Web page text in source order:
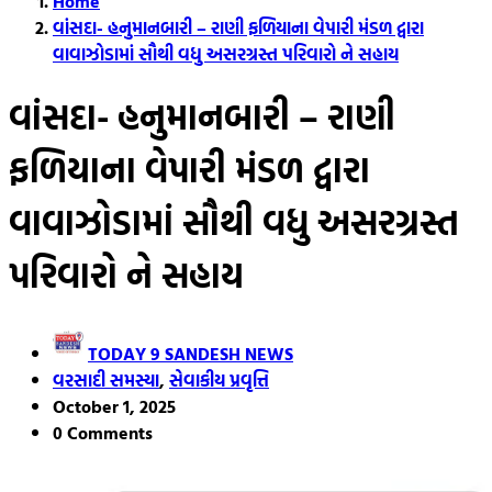
વાંસદા- હનુમાનબારી – રાણી ફળિયાના વેપારી મંડળ દ્વારા
વાવાઝોડામાં સૌથી વધુ અસરગ્રસ્ત પરિવારો ને સહાય
વાંસદા- હનુમાનબારી – રાણી
ફળિયાના વેપારી મંડળ દ્વારા
વાવાઝોડામાં સૌથી વધુ અસરગ્રસ્ત
પરિવારો ને સહાય
TODAY 9 SANDESH NEWS
વરસાદી સમસ્યા, સેવાકીય પ્રવૃત્તિ
October 1, 2025
0 Comments